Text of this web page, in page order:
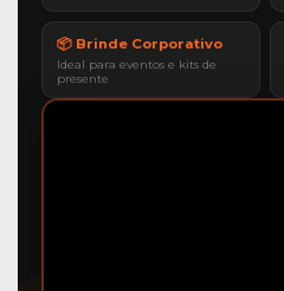
📦 Brinde Corporativo
Ideal para eventos e kits de
presente